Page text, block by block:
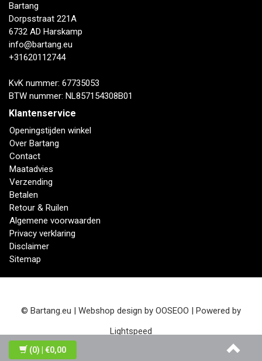
Bartang
Dorpsstraat 221A
6732 AD Harskamp
info@bartang.eu
+31620112744
KvK nummer: 67735053
BTW nummer: NL857154308B01
Klantenservice
Openingstijden winkel
Over Bartang
Contact
Maatadvies
Verzending
Betalen
Retour & Ruilen
Algemene voorwaarden
Privacy verklaring
Disclaimer
Sitemap
© Bartang.eu | Webshop design by OOSEOO | Powered by
Lightspeed
(0) | €0,00